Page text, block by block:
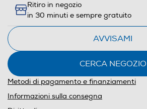
Ritiro in negozio
in 30 minuti e sempre gratuito
AVVISAMI
CERCA NEGOZIO
Metodi di pagamento e finanziamenti
Informazioni sulla consegna